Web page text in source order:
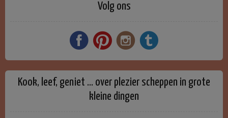
Volg ons
Kook, leef, geniet … over plezier scheppen in grote
kleine dingen